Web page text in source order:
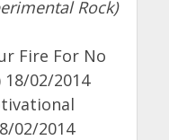
Rock)
Fire For No
18/02/2014
02/2014